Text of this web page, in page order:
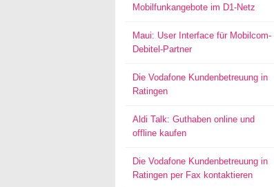
Mobilfunkangebote im D1-Netz
Maui: User Interface für Mobilcom-
Debitel-Partner
Die Vodafone Kundenbetreuung in
Ratingen
Aldi Talk: Guthaben online und
offline kaufen
Die Vodafone Kundenbetreuung in
Ratingen per Fax kontaktieren